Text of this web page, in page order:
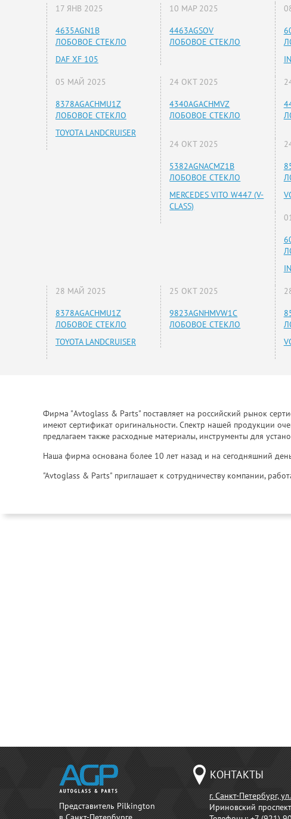
17 ЯНВ 2025
4635AGN1B
ЛОБОВОЕ СТЕКЛО
DAF XF 105
10 МАР 2025
4463AGSOV
ЛОБОВОЕ СТЕКЛО
05 МАЙ 2025
8378AGACHMU1Z
ЛОБОВОЕ СТЕКЛО
TOYOTA LANDCRUISER
24 ОКТ 2025
4340AGACHMVZ
ЛОБОВОЕ СТЕКЛО
24 ОКТ 2025
5382AGNACMZ1B
ЛОБОВОЕ СТЕКЛО
MERCEDES VITO W447 (V-
CLASS)
28 МАЙ 2025
8378AGACHMU1Z
ЛОБОВОЕ СТЕКЛО
TOYOTA LANDCRUISER
25 ОКТ 2025
9823AGNHMVW1C
ЛОБОВОЕ СТЕКЛО
Фирма "Avtoglass & Parts" поставляет на российский рынок
имеют сертификат оригинальности. Спектр нашей продукции
предлагаем также расходные материалы, инструменты для
Наша фирма основана более 10 лет назад и на сегодняшний
"Avtoglass & Parts" приглашает к сотрудничеству компании,
Представитель Pilkington
КОНТАКТЫ
г. Санкт-Петербург,
Ириновский